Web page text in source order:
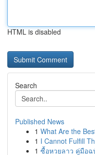
HTML is disabled
Search
Published News
1 What Are the
1 I Cannot Fulfill
1 ซื้อหวยลาว คู่มือ